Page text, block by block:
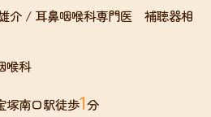
介 / 耳鼻咽喉科専門医 補聴器相
喉科
塚南口駅徒歩1分